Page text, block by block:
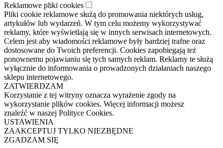
Reklamowe pliki cookies
Pliki cookie reklamowe służą do promowania niektórych usług,
artykułów lub wydarzeń. W tym celu możemy wykorzystywać
reklamy, które wyświetlają się w innych serwisach internetowych.
Celem jest aby wiadomości reklamowe były bardziej trafne oraz
dostosowane do Twoich preferencji. Cookies zapobiegają też
ponownemu pojawianiu się tych samych reklam. Reklamy te służą
wyłącznie do informowania o prowadzonych działaniach naszego
sklepu internetowego.
ZATWIERDZAM
Korzystanie z tej witryny oznacza wyrażenie zgody na
wykorzystanie plików cookies. Więcej informacji możesz
znaleźć w naszej Polityce Cookies.
USTAWIENIA
ZAAKCEPTUJ TYLKO NIEZBĘDNE
ZGADZAM SIĘ